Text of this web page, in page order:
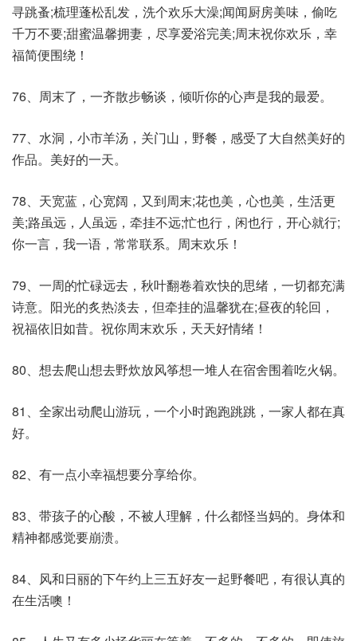
寻跳蚤;梳理蓬松乱发，洗个欢乐大澡;闻闻厨房美味，偷吃
千万不要;甜蜜温馨拥妻，尽享爱浴完美;周末祝你欢乐，幸
福简便围绕！
76、周末了，一齐散步畅谈，倾听你的心声是我的最爱。
77、水洞，小市羊汤，关门山，野餐，感受了大自然美好的
作品。美好的一天。
78、天宽蓝，心宽阔，又到周末;花也美，心也美，生活更
美;路虽远，人虽远，牵挂不远;忙也行，闲也行，开心就行;
你一言，我一语，常常联系。周末欢乐！
79、一周的忙碌远去，秋叶翻卷着欢快的思绪，一切都充满
诗意。阳光的炙热淡去，但牵挂的温馨犹在;昼夜的轮回，
祝福依旧如昔。祝你周末欢乐，天天好情绪！
80、想去爬山想去野炊放风筝想一堆人在宿舍围着吃火锅。
81、全家出动爬山游玩，一个小时跑跑跳跳，一家人都在真
好。
82、有一点小幸福想要分享给你。
83、带孩子的心酸，不被人理解，什么都怪当妈的。身体和
精神都感觉要崩溃。
84、风和日丽的下午约上三五好友一起野餐吧，有很认真的
在生活噢！